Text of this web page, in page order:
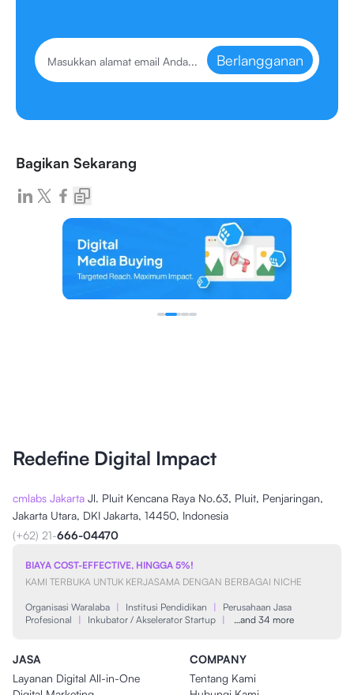
Berlangganan
Bagikan Sekarang
Redefine Digital Impact
cmlabs Jakarta Jl. Pluit Kencana Raya No.63, Pluit, Penjaringan,
Jakarta Utara, DKI Jakarta, 14450, Indonesia
(+62) 21-666-04470
BIAYA COST-EFFECTIVE, HINGGA 5%!
KAMI TERBUKA UNTUK KERJASAMA DENGAN BERBAGAI NICHE
Organisasi Waralaba | Institusi Pendidikan |
Perusahaan Jasa
Profesional
| Inkubator / Akselerator Startup | …and 34 more
JASA
Layanan Digital All-in-One
COMPANY
Tentang Kami